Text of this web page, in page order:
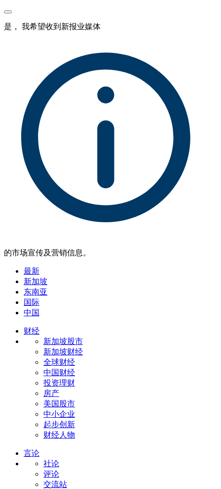
是， 我希望收到新报业媒体
的市场宣传及营销信息。
最新
新加坡
东南亚
国际
中国
财经
新加坡股市
新加坡财经
全球财经
中国财经
投资理财
房产
美国股市
中小企业
起步创新
财经人物
言论
社论
评论
交流站